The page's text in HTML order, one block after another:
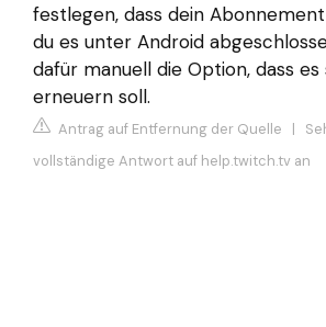
festlegen, dass dein
du es unter Android
dafür manuell die Option, dass
erneuern soll.
Antrag auf Entfernung der Quelle |
vollständige Antwort auf help.twitch.tv an